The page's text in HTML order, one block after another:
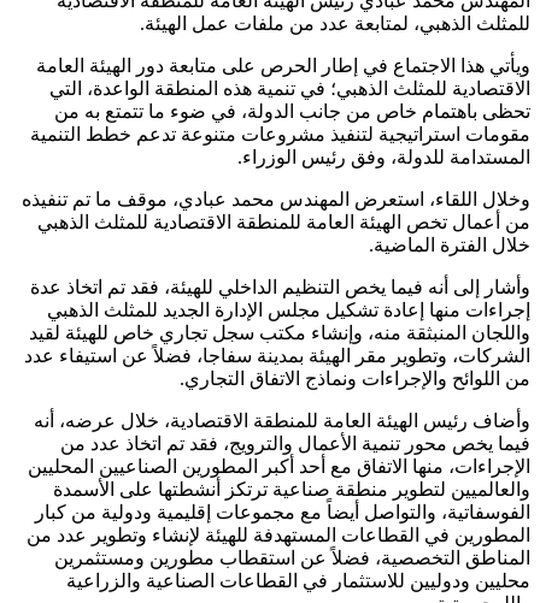
للمثلث الذهبي، لمتابعة عدد من ملفات عمل الهيئة.
ويأتي هذا الاجتماع في إطار الحرص على متابعة دور الهيئة العامة
الاقتصادية للمثلث الذهبي؛ في تنمية هذه المنطقة الواعدة، التي
تحظى باهتمام خاص من جانب الدولة، في ضوء ما تتمتع به من
مقومات استراتيجية لتنفيذ مشروعات متنوعة تدعم خطط التنمية
المستدامة للدولة، وفق رئيس الوزراء.
وخلال اللقاء، استعرض المهندس محمد عبادي، موقف ما تم تنفيذه
من أعمال تخص الهيئة العامة للمنطقة الاقتصادية للمثلث الذهبي
خلال الفترة الماضية.
وأشار إلى أنه فيما يخص التنظيم الداخلي للهيئة، فقد تم اتخاذ عدة
إجراءات منها إعادة تشكيل مجلس الإدارة الجديد للمثلث الذهبي
واللجان المنبثقة منه، وإنشاء مكتب سجل تجاري خاص للهيئة لقيد
الشركات، وتطوير مقر الهيئة بمدينة سفاجا، فضلاً عن استيفاء عدد
من اللوائح والإجراءات ونماذج الاتفاق التجاري.
وأضاف رئيس الهيئة العامة للمنطقة الاقتصادية، خلال عرضه، أنه
فيما يخص محور تنمية الأعمال والترويج، فقد تم اتخاذ عدد من
الإجراءات، منها الاتفاق مع أحد أكبر المطورين الصناعيين المحليين
والعالميين لتطوير منطقة صناعية ترتكز أنشطتها على الأسمدة
الفوسفاتية، والتواصل أيضاً مع مجموعات إقليمية ودولية من كبار
المطورين في القطاعات المستهدفة للهيئة لإنشاء وتطوير عدد من
المناطق التخصصية، فضلاً عن استقطاب مطورين ومستثمرين
محليين ودوليين للاستثمار في القطاعات الصناعية والزراعية